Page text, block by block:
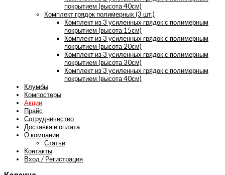
покрытием (высота 40см)
Комплект грядок полимерных (3 шт.)
Комплект из 3 усиленных грядок с полимерным
покрытием (высота 15см)
Комплект из 3 усиленных грядок с полимерным
покрытием (высота 20см)
Комплект из 3 усиленных грядок с полимерным
покрытием (высота 30см)
Комплект из 3 усиленных грядок с полимерным
покрытием (высота 40см)
Клумбы
Компостеры
Акции
Прайс
Сотрудничество
Доставка и оплата
О компании
Статьи
Контакты
Вход / Регистрация